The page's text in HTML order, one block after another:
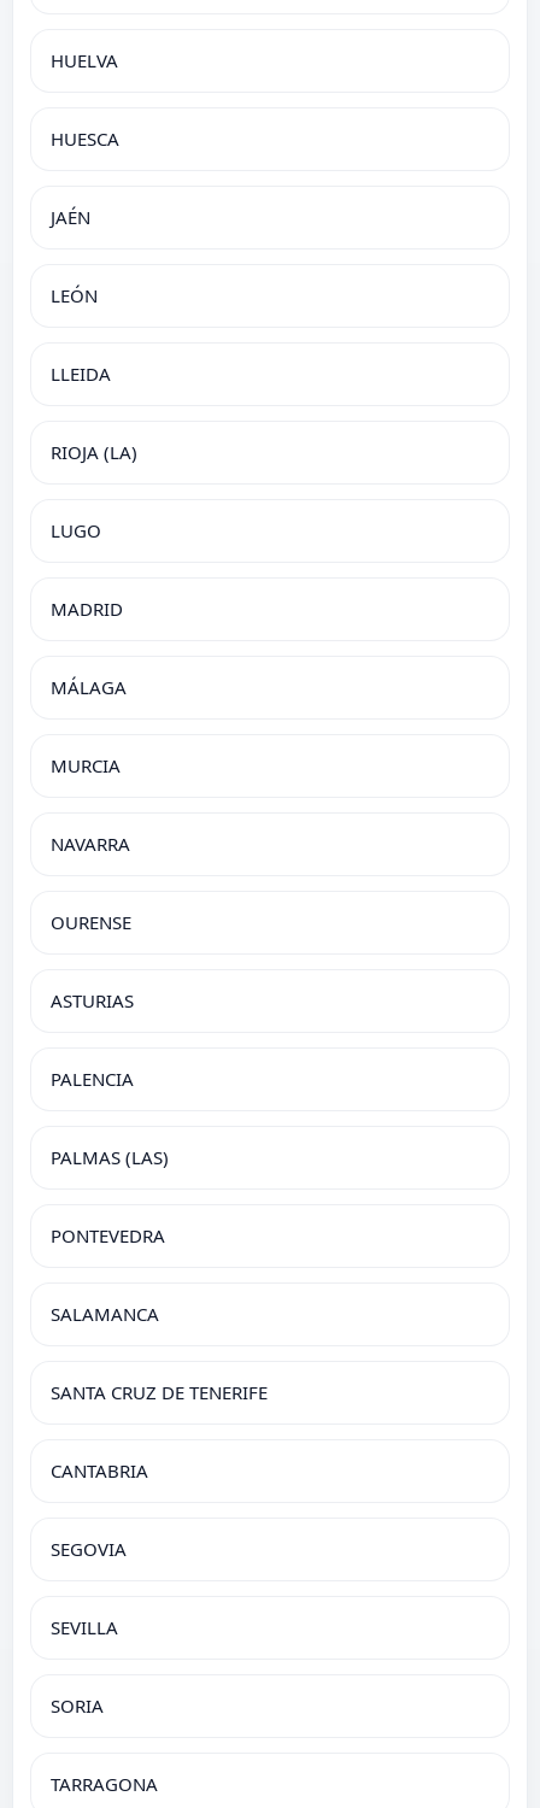
HUELVA
HUESCA
JAÉN
LEÓN
LLEIDA
RIOJA (LA)
LUGO
MADRID
MÁLAGA
MURCIA
NAVARRA
OURENSE
ASTURIAS
PALENCIA
PALMAS (LAS)
PONTEVEDRA
SALAMANCA
SANTA CRUZ DE TENERIFE
CANTABRIA
SEGOVIA
SEVILLA
SORIA
TARRAGONA